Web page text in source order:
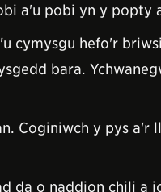
a'u pobi yn y popty
hefo'r
bara.
Coginiwch y pys
da o naddion chili a